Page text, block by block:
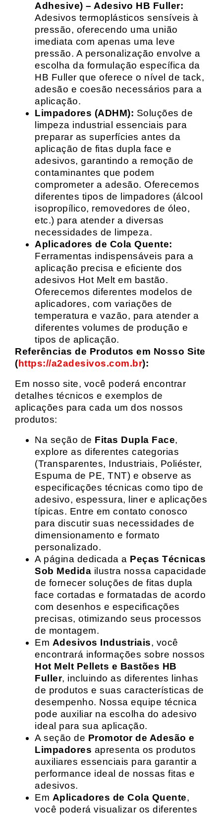
Adhesive) – Adesivo HB Fuller:
Adesivos termoplásticos sensíveis à
pressão, oferecendo uma união
imediata com apenas uma leve
pressão. A personalização envolve a
escolha da formulação específica da
HB Fuller que oferece o nível de tack,
adesão e coesão necessários para a
aplicação.
Limpadores (ADHM): Soluções de
limpeza industrial essenciais para
preparar as superfícies antes da
aplicação de fitas dupla face e
adesivos, garantindo a remoção de
contaminantes que podem
comprometer a adesão. Oferecemos
diferentes tipos de limpadores (álcool
isopropílico, removedores de óleo,
etc.) para atender a diversas
necessidades de limpeza.
Aplicadores de Cola Quente:
Ferramentas indispensáveis para a
aplicação precisa e eficiente dos
adesivos Hot Melt em bastão.
Oferecemos diferentes modelos de
aplicadores, com variações de
temperatura e vazão, para atender a
diferentes volumes de produção e
tipos de aplicação.
Referências de Produtos em Nosso Site
(https://a2adesivos.com.br):
Em nosso site, você poderá encontrar
detalhes técnicos e exemplos de
aplicações para cada um dos nossos
produtos:
Na seção de Fitas Dupla Face,
explore as diferentes categorias
(Transparentes, Industriais, Poliéster,
Espuma de PE, TNT) e observe as
especificações técnicas como tipo de
adesivo, espessura, liner e aplicações
típicas. Entre em contato conosco
para discutir suas necessidades de
dimensionamento e formato
personalizado.
A página dedicada a Peças Técnicas
Sob Medida ilustra nossa capacidade
de fornecer soluções de fitas dupla
face cortadas e formatadas de acordo
com desenhos e especificações
precisas, otimizando seus processos
de montagem.
Em Adesivos Industriais, você
encontrará informações sobre nossos
Hot Melt Pellets e Bastões HB
Fuller, incluindo as diferentes linhas
de produtos e suas características de
desempenho. Nossa equipe técnica
pode auxiliar na escolha do adesivo
ideal para sua aplicação.
A seção de Promotor de Adesão e
Limpadores apresenta os produtos
auxiliares essenciais para garantir a
performance ideal de nossas fitas e
adesivos.
Em Aplicadores de Cola Quente,
você poderá visualizar os diferentes